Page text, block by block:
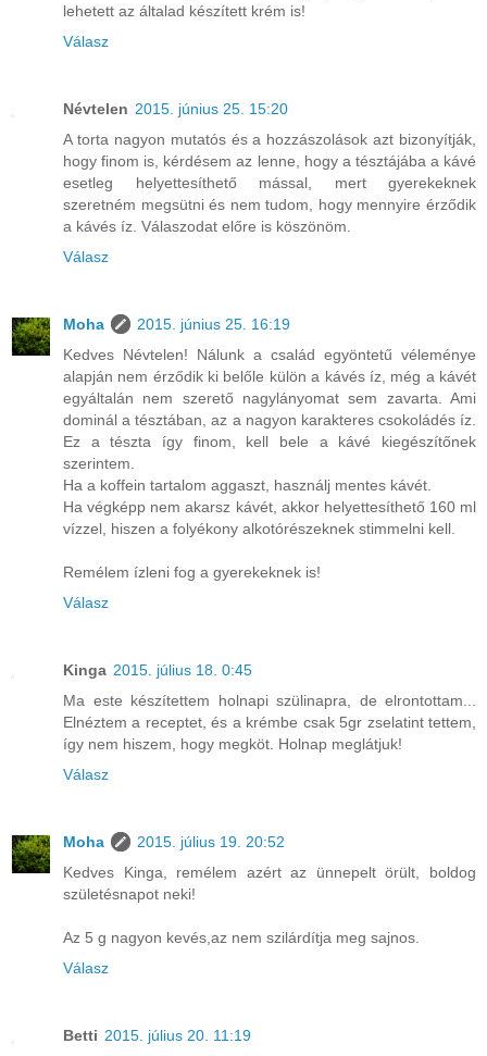
lehetett az általad készített krém is!
Válasz
Névtelen 2015. június 25. 15:20
A torta nagyon mutatós és a hozzászolások azt bizonyítják,
hogy finom is, kérdésem az lenne, hogy a tésztájába a kávé
esetleg helyettesíthető mással, mert gyerekeknek
szeretném megsütni és nem tudom, hogy mennyire érződik
a kávés íz. Válaszodat előre is köszönöm.
Válasz
Moha
2015. június 25. 16:19
Kedves Névtelen! Nálunk a család egyöntetű véleménye
alapján nem érződik ki belőle külön a kávés íz, még a kávét
egyáltalán nem szerető nagylányomat sem zavarta. Ami
dominál a tésztában, az a nagyon karakteres csokoládés íz.
Ez a tészta így finom, kell bele a kávé kiegészítőnek
szerintem.
Ha a koffein tartalom aggaszt, használj mentes kávét.
Ha végképp nem akarsz kávét, akkor helyettesíthető 160 ml
vízzel, hiszen a folyékony alkotórészeknek stimmelni kell.
Remélem ízleni fog a gyerekeknek is!
Válasz
Kinga 2015. július 18. 0:45
Ma este készítettem holnapi szülinapra, de elrontottam...
Elnéztem a receptet, és a krémbe csak 5gr zselatint tettem,
így nem hiszem, hogy megköt. Holnap meglátjuk!
Válasz
Moha
2015. július 19. 20:52
Kedves Kinga, remélem azért az ünnepelt örült, boldog
születésnapot neki!
Az 5 g nagyon kevés,az nem szilárdítja meg sajnos.
Válasz
Betti 2015. július 20. 11:19